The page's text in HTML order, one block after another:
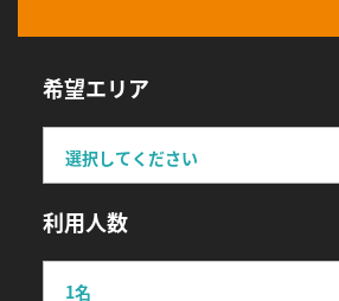
希望エリア
利用人数